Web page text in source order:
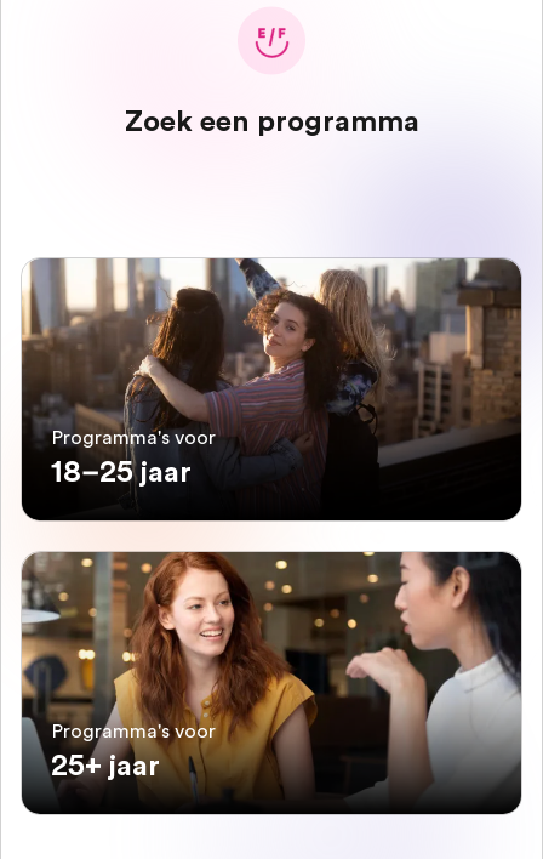
Zoek een programma
Programma's voor
18–25 jaar
Programma's voor
25+ jaar